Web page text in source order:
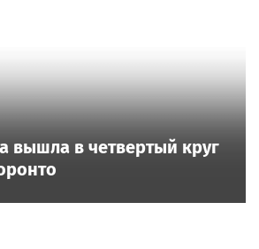
вышла в четвертый круг